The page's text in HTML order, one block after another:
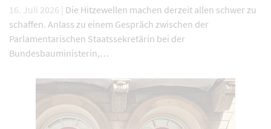
16. Juli 2026 | Die Hitzewellen machen derzeit allen schwer zu
schaffen. Anlass zu einem Gespräch zwischen der
Parlamentarischen Staatssekretärin bei der
Bundesbauministerin,…